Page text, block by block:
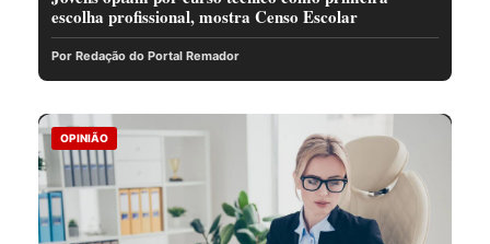
escolha profissional, mostra Censo Escolar
Por Redação do Portal Remador
OPINIÃO